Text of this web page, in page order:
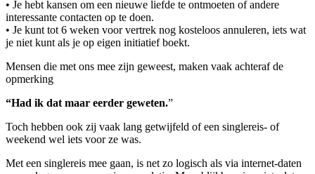
• Je hebt kansen om een nieuwe liefde te ontmoeten of andere
interessante contacten op te doen.
• Je kunt tot 6 weken voor vertrek nog kosteloos annuleren, iets wat
je niet kunt als je op eigen initiatief boekt.
Mensen die met ons mee zijn geweest, maken vaak achteraf de
opmerking
“Had ik dat maar eerder geweten.”
Toch hebben ook zij vaak lang getwijfeld of een singlereis- of
weekend wel iets voor ze was.
Met een singlereis mee gaan, is net zo logisch als via internet-daten